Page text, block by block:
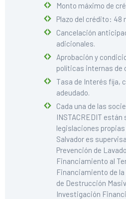
Monto máximo de
Plazo del crédito: 48
Cancelación
adicionales.
Aprobación y
políticas internas de
Tasa de Interés fija,
adeudado.
Cada una de las
INSTACREDIT
legislaciones
Salvador es
Prevención de
Financiamiento al
Financiamiento de
de Destrucción
Investigación